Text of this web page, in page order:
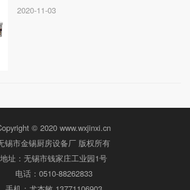
2020-11-03
© 2020 www.wxjinxi.cn
锡市金锡厨房设备厂 版权所有
地址：无锡市钱家庄工业园1号
电话：0510-88262833